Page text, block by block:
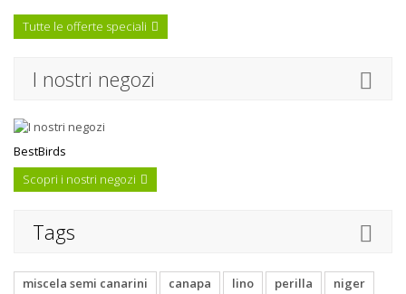
Tutte le offerte speciali
I nostri negozi
BestBirds
Scopri i nostri negozi
Tags
miscela semi canarini canapa lino perilla
niger